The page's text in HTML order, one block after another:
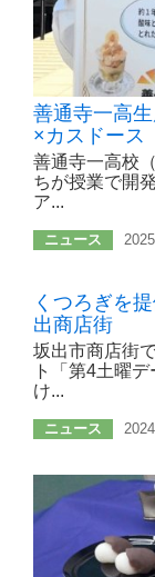
善通寺一高
×カスドー
善通寺一高校
ちが授業で開
ア...
ニュース
くつろぎを
出商店街
坂出市商店街
ト「第4土曜
け...
ニュース